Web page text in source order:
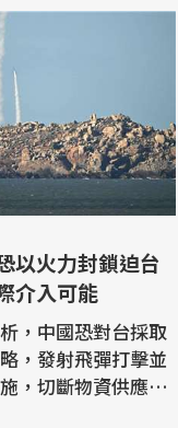
以火力封鎖迫台
介入可能
，中國恐對台採取
，發射飛彈打擊並
，切斷物資供應迫
避免直接波及其他